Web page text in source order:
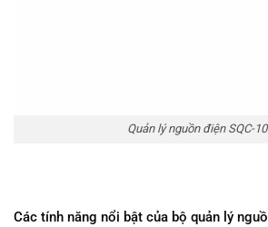
Quản lý nguồn điện SQC-
Các tính năng nổi bật của bộ quản lý